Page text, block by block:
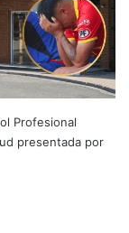
Profesional
presentada por